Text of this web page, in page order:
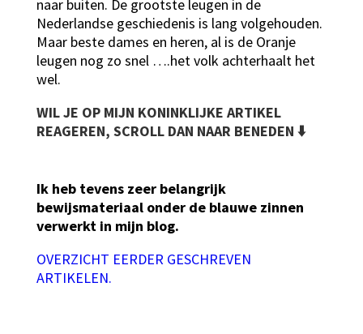
naar buiten. De grootste leugen in de
Nederlandse geschiedenis is lang volgehouden.
Maar beste dames en heren, al is de Oranje
leugen nog zo snel ….het volk achterhaalt het
wel.
WIL JE OP MIJN KONINKLIJKE ARTIKEL
REAGEREN, SCROLL DAN NAAR BENEDEN ⬇️
Ik heb tevens zeer belangrijk
bewijsmateriaal onder de blauwe zinnen
verwerkt in mijn blog.
OVERZICHT EERDER GESCHREVEN
ARTIKELEN.